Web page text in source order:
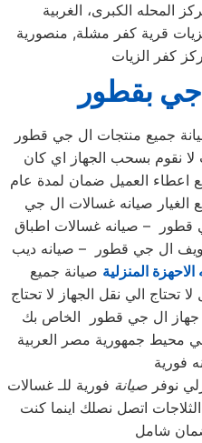
المحله الكبرى، الغربية
قرية كفر مشلة, منصورية
كفر الزيات
بقطور
جميع منتجات ال جي قطور
نقوم بسحب الجهاز اي كان
اعطاء العميل ضمان لمدة عام
الغيار صيانه غسالات ال جي
قطور – صيانه غسالات اطباق
ال جي قطور – صيانه ديب
الاحهزة المنزلية صيانة جميع
الي نقل الجهاز لا تحتاج
جهاز ال جي قطور الخاص بك
محيط جمهورية مصر العربية
نوفر صيانة فورية للـ غسالات
اتصل نصلك اينما كنت
شامل